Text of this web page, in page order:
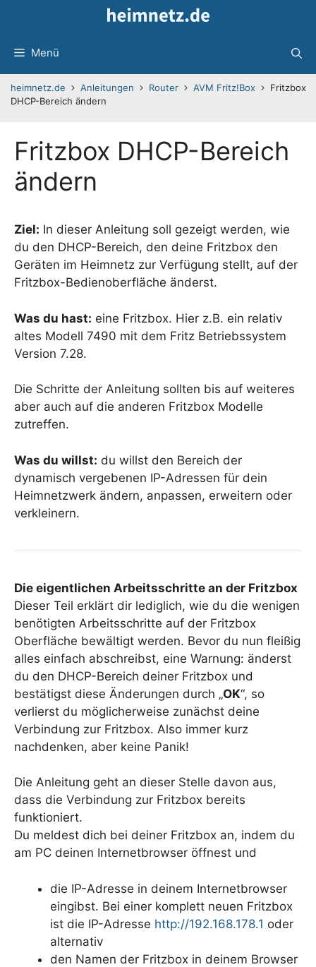
Menü
heimnetz.de Anleitungen Router AVM Fritz!Box
Fritzbox
DHCP-Bereich ändern
Fritzbox DHCP-Bereich
ändern
Ziel: In dieser Anleitung soll gezeigt werden, wie
du den DHCP-Bereich, den deine Fritzbox den
Geräten im Heimnetz zur Verfügung stellt, auf der
Fritzbox-Bedienoberfläche änderst.
Was du hast: eine Fritzbox. Hier z.B. ein relativ
altes Modell 7490 mit dem Fritz Betriebssystem
Version 7.28.
Die Schritte der Anleitung sollten bis auf weiteres
aber auch auf die anderen Fritzbox Modelle
zutreffen.
Was du willst: du willst den Bereich der
dynamisch vergebenen IP-Adressen für dein
Heimnetzwerk ändern, anpassen, erweitern oder
verkleinern.
Die eigentlichen Arbeitsschritte an der Fritzbox
Dieser Teil erklärt dir lediglich, wie du die wenigen
benötigten Arbeitsschritte auf der Fritzbox
Oberfläche bewältigt werden. Bevor du nun fleißig
alles einfach abschreibst, eine Warnung: änderst
du den DHCP-Bereich deiner Fritzbox und
bestätigst diese Änderungen durch „OK“, so
verlierst du möglicherweise zunächst deine
Verbindung zur Fritzbox. Also immer kurz
nachdenken, aber keine Panik!
Die Anleitung geht an dieser Stelle davon aus,
dass die Verbindung zur Fritzbox bereits
funktioniert.
Du meldest dich bei deiner Fritzbox an, indem du
am PC deinen Internetbrowser öffnest und
die IP-Adresse in deinem Internetbrowser
eingibst. Bei einer komplett neuen Fritzbox
ist die IP-Adresse http://192.168.178.1 oder
alternativ
den Namen der Fritzbox in deinem Browser